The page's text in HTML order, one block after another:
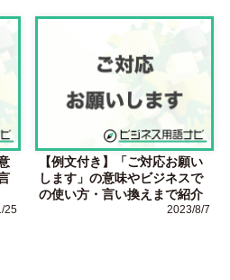
25
【例文付き】「ご対応お願い
します」の意味やビジネスで
の使い方・言い換えまで紹介
2023/8/7